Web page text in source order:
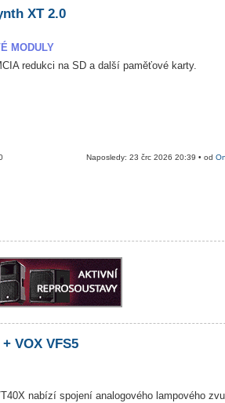
XT 2.0
MODULY
redukci na SD a další paměťové karty.
Naposledy: 23 črc 2026 20:39 • od
VOX VFS5
nabízí spojení analogového lampového